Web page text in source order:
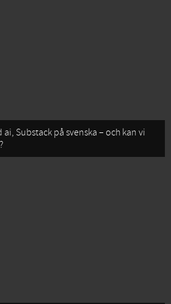
Substack på svenska – och kan vi